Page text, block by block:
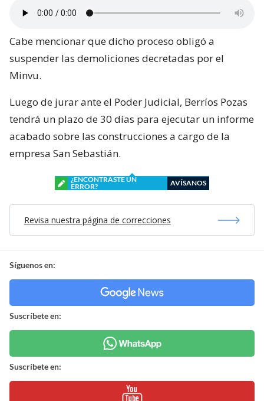
Cabe mencionar que dicho proceso obligó a
suspender las demoliciones decretadas por el
Minvu.
Luego de jurar ante el Poder Judicial, Berríos Pozas
tendrá un plazo de 30 días para ejecutar un informe
acabado sobre las construcciones a cargo de la
empresa San Sebastián.
¿ENCONTRASTE UN
ERROR?
AVÍSANOS
Revisa nuestra página de correcciones
Síguenos en:
Suscríbete en:
Suscríbete en: